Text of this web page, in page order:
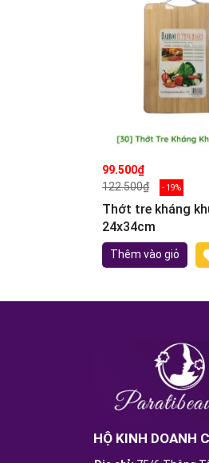
99.500₫
122.500₫
- 19%
Thớt tre kháng
24x34cm
Thêm vào giỏ
HỘ KINH DOANH